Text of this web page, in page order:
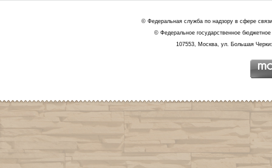
© Федеральная служба по надзору в сфере
© Федеральное государственное
107553, Москва, ул. Большая